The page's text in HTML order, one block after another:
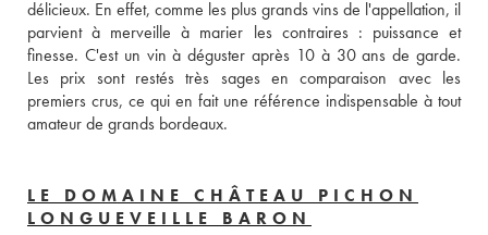
délicieux. En effet, comme les plus grands vins de l'appellation, il
parvient à merveille à marier les contraires : puissance et
finesse. C'est un vin à déguster après 10 à 30 ans de garde.
Les prix sont restés très sages en comparaison avec les
premiers crus, ce qui en fait une référence indispensable à tout
amateur de grands bordeaux.
LE DOMAINE CHÂTEAU PICHON
LONGUEVEILLE BARON